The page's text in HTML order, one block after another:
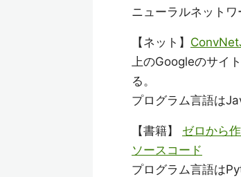
ニューラルネットワ
【ネット】
上のGoogleのサイ
る。
プログラム言語は
【書籍】 ゼロから
ソースコード
プログラム言語は